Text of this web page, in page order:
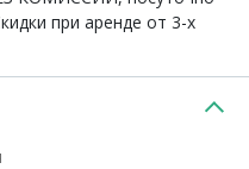
при аренде от 3-х